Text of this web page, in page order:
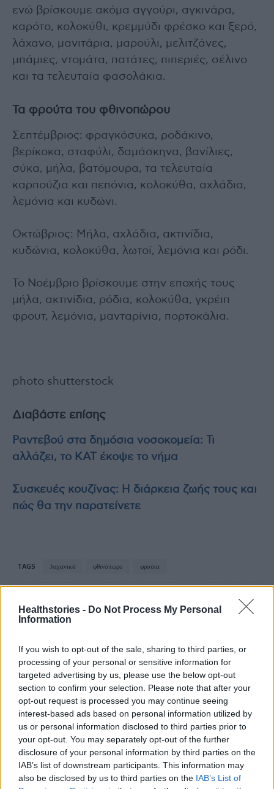
Healthstories - Do Not Process My Personal
Information
If you wish to opt-out of the sale, sharing to third parties, or
processing of your personal or sensitive information for
targeted advertising by us, please use the below opt-out
section to confirm your selection. Please note that after your
opt-out request is processed you may continue seeing
interest-based ads based on personal information utilized by
us or personal information disclosed to third parties prior to
your opt-out. You may separately opt-out of the further
disclosure of your personal information by third parties on the
IAB’s list of downstream participants. This information may
also be disclosed by us to third parties on the IAB’s List of
ενώ βρίσκουμε ακόμα αγγούρι, αγκινάρα,
καρότο, κολοκύθι, κρεμμύδι φρέσκο και ξερό,
λάχανο, μανιτάρια, μαρούλι, μελιτζάνες,
μπάμιες, ντομάτα, πατάτες, πιπεριές, σέλινο
και τα τελευταία φασολάκια.
Τα φρούτα του φθινοπώρου
Σεπτέμβριος: φραγκόσυκα, ροδάκινο,
βερίκοκα, σταφύλι, δαμάσκηνα, βανίλιες,
σύκα, μήλα, βατόμουρα, τα τελευταία
καρπούζια και πεπόνια, κολοκύθα, αχλάδια,
λεμόνια και κυδώνι.
Oκτώβριος: Μήλα, αχλάδια, ακτινίδια,
κυδώνια, κολοκύθα, λωτοί, λεμόνια και ρόδι.
Το Νοέμβριο βρίσκουμε στην εποχής τους
μήλα, ακτινίδια, ρόδια, κολοκύθα, γκρέιπ
φρουτ, λεμόνια, μανταρίνια, πορτοκάλια.
photo shutterstock
Διαβάστε επίσης
Ραντεβού στα δημόσια νοσοκομεία: Τι
αλλάζει, το ΚΑΤ έκοψε το νήμα
Συσκευές κουζίνας: Η διάρκεια ζωής τους και
πώς θα την παρατείνετε
TAGS λαχανικά φθινόπωρο φρούτα
healthstories